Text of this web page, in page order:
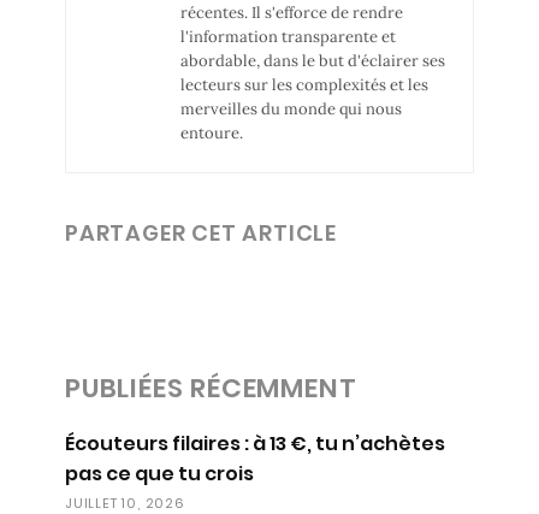
récentes. Il s'efforce de rendre
l'information transparente et
abordable, dans le but d'éclairer ses
lecteurs sur les complexités et les
merveilles du monde qui nous
entoure.
PARTAGER CET ARTICLE
PUBLIÉES RÉCEMMENT
Écouteurs filaires : à 13 €, tu n’achètes
pas ce que tu crois
JUILLET 10, 2026